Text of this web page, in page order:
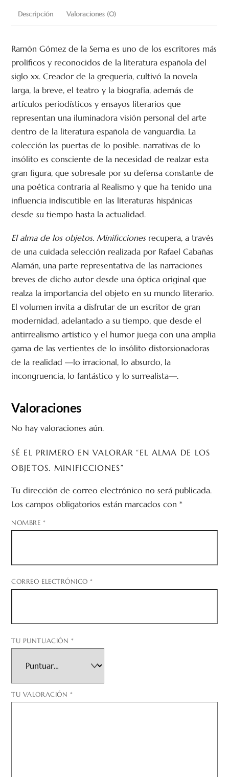
Descripción Valoraciones (0)
Ramón Gómez de la Serna es uno de los escritores más
prolíficos y reconocidos de la literatura española del
siglo xx. Creador de la greguería, cultivó la novela
larga, la breve, el teatro y la biografía, además de
artículos periodísticos y ensayos literarios que
representan una iluminadora visión personal del arte
dentro de la literatura española de vanguardia. La
colección las puertas de lo posible. narrativas de lo
insólito es consciente de la necesidad de realzar esta
gran figura, que sobresale por su defensa constante de
una poética contraria al Realismo y que ha tenido una
influencia indiscutible en las literaturas hispánicas
desde su tiempo hasta la actualidad.
El alma de los objetos. Minificcionesrecupera, a través
de una cuidada selección realizada por Rafael Cabañas
Alamán, una parte representativa de las narraciones
breves de dicho autor desde una óptica original que
realza la importancia del objeto en su mundo literario.
El volumen invita a disfrutar de un escritor de gran
modernidad, adelantado a su tiempo, que desde el
antirrealismo artístico y el humor juega con una amplia
gama de las vertientes de lo insólito distorsionadoras
de la realidad —lo irracional, lo absurdo, la
incongruencia, lo fantástico y lo surrealista—.
Valoraciones
No hay valoraciones aún.
SÉ EL PRIMERO EN VALORAR “EL ALMA DE LOS
OBJETOS. MINIFICCIONES”
Tu dirección de correo electrónico no será publicada.
Los campos obligatorios están marcados con*
NOMBRE *
CORREO ELECTRÓNICO*
TU PUNTUACIÓN *
TU VALORACIÓN *